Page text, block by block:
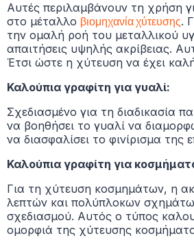
Αυτές περιλαμβάνουν τη χρήση
στο μέταλλο βιομηχανία χύτευσης.
την ομαλή ροή του μεταλλικού
απαιτήσεις υψηλής ακρίβειας.
Έτσι ώστε η χύτευση να έχει
Καλούπια γραφίτη για γυαλί:
Σχεδιασμένο για τη διαδικασία
να βοηθήσει το γυαλί να
να διασφαλίσει το φινίρισμα
Καλούπια γραφίτη για
Για τη χύτευση κοσμημάτων, η
λεπτών και πολύπλοκων
σχεδιασμού. Αυτός ο τύπος
ομορφιά της χύτευσης